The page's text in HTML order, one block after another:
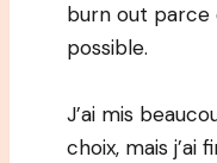
burn out parce
possible.
J’ai mis
choix, mais j’ai